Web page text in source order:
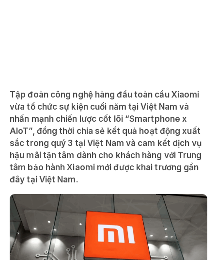
Tập đoàn công nghệ hàng đầu toàn cầu Xiaomi
vừa tổ chức sự kiện cuối năm tại Việt Nam và
nhấn mạnh chiến lược cốt lõi “Smartphone x
AIoT”, đồng thời chia sẻ kết quả hoạt động xuất
sắc trong quý 3 tại Việt Nam và cam kết dịch vụ
hậu mãi tận tâm dành cho khách hàng với Trung
tâm bảo hành Xiaomi mới được khai trương gần
đây tại Việt Nam.